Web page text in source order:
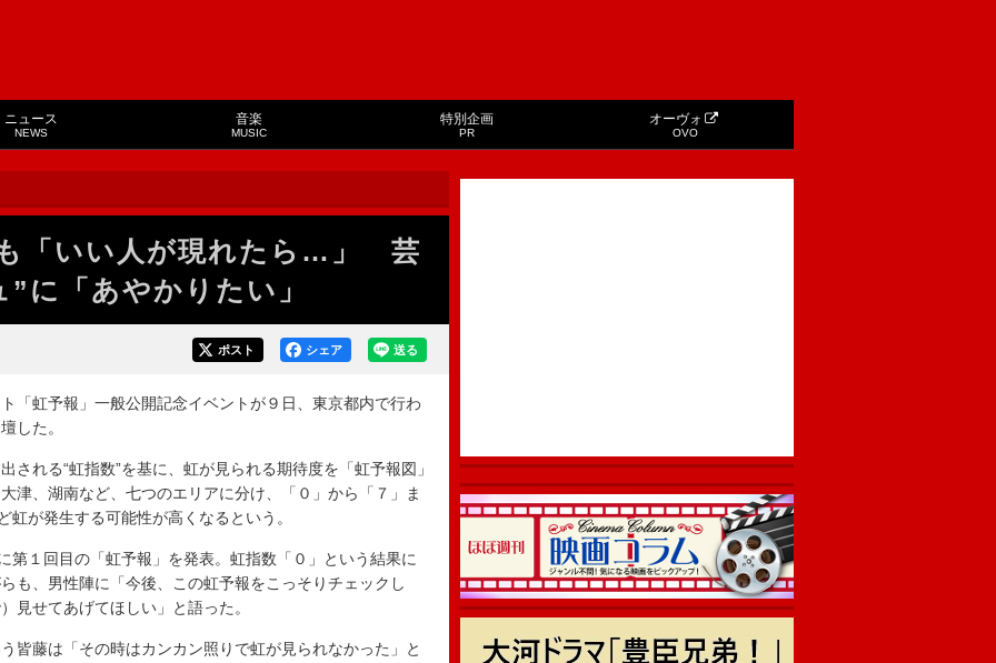
ニュース
NEWS
音楽
MUSIC
特別企画
PR
オーヴォ
OVO
「いい人が現れたら…」 芸
に「あやかりたい」
送る
シェア
ポスト
虹予報」一般公開記念イベントが９日、東京都内で行わ
した。
れる“虹指数”を基に、虹が見られる期待度を「虹予報図」
津、湖南など、七つのエリアに分け、「０」から「７」ま
虹が発生する可能性が高くなるという。
１回目の「虹予報」を発表。虹指数「０」という結果に
も、男性陣に「今後、この虹予報をこっそりチェックし
見せてあげてほしい」と語った。
藤は「その時はカンカン照りで虹が見られなかった」と